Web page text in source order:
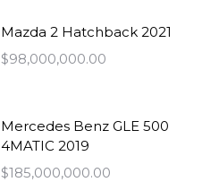
Mazda 2 Hatchback 2021
$98,000,000.00
Mercedes Benz GLE 500
4MATIC 2019
$185,000,000.00